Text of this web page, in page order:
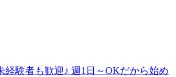
経験者も歓迎♪ 週1日～OKだから始め